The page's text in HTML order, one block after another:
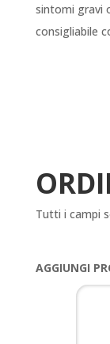
sintomi gravi
consigliabile
Tutti i campi
AGGIUNGI